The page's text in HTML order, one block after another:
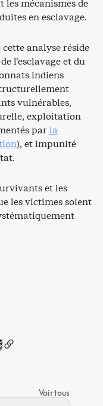
les mécanismes de
en esclavage.
analyse réside
l’esclavage et du
indiens
vulnérables,
exploitation
par la
), et impunité
et les
les victimes soient
Voir tous